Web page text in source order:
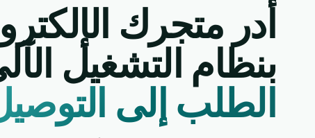
أدر متجرك
بنظام التشغيل
الطلب إلى